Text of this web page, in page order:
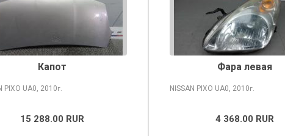
Капот
PIXO UA0, 2010г.
15 288.00 RUR
Фара левая
NISSAN PIXO UA0, 2010г.
4 368.00 RUR